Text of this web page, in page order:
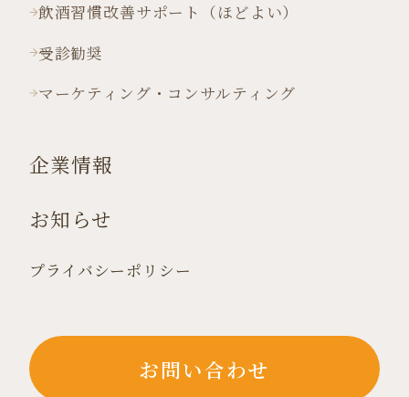
飲酒習慣改善サポート（ほどよい）
受診勧奨
マーケティング・コンサルティング
企業情報
お知らせ
プライバシーポリシー
お問い合わせ